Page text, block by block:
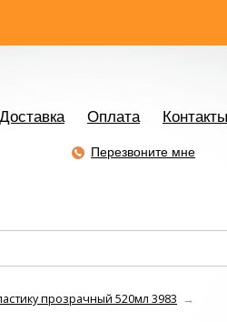
Доставка Оплата
Контакты
Перезвоните мне
прозрачный 520мл 3983 →